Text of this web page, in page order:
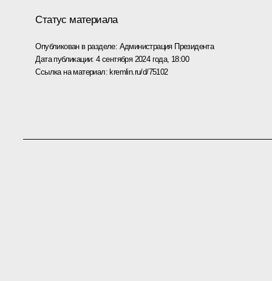
Статус материала
Опубликован в разделе: Администрация Президента
Дата публикации:4 сентября 2024 года, 18:00
Ссылка на материал: kremlin.ru/d/75102